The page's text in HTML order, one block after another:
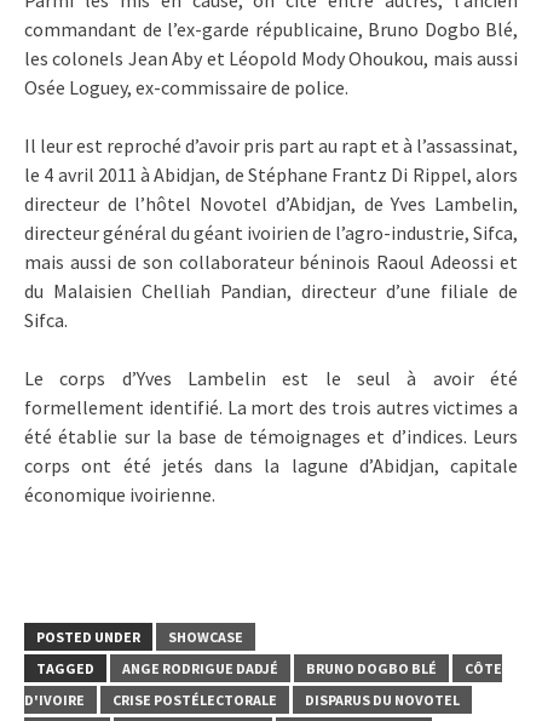
commandant de l’ex-garde républicaine, Bruno Dogbo Blé,
les colonels Jean Aby et Léopold Mody Ohoukou, mais aussi
Osée Loguey, ex-commissaire de police.
Il leur est reproché d’avoir pris part au rapt et à l’assassinat,
le 4 avril 2011 à Abidjan, de Stéphane Frantz Di Rippel, alors
directeur de l’hôtel Novotel d’Abidjan, de Yves Lambelin,
directeur général du géant ivoirien de l’agro-industrie, Sifca,
mais aussi de son collaborateur béninois Raoul Adeossi et
du Malaisien Chelliah Pandian, directeur d’une filiale de
Sifca.
Le corps d’Yves Lambelin est le seul à avoir été
formellement identifié. La mort des trois autres victimes a
été établie sur la base de témoignages et d’indices. Leurs
corps ont été jetés dans la lagune d’Abidjan, capitale
économique ivoirienne.
POSTED UNDER
SHOWCASE
TAGGED
ANGE RODRIGUE DADJÉ BRUNO DOGBO BLÉ
CÔTE
D'IVOIRE
CRISE POSTÉLECTORALE
DISPARUS DU NOVOTEL